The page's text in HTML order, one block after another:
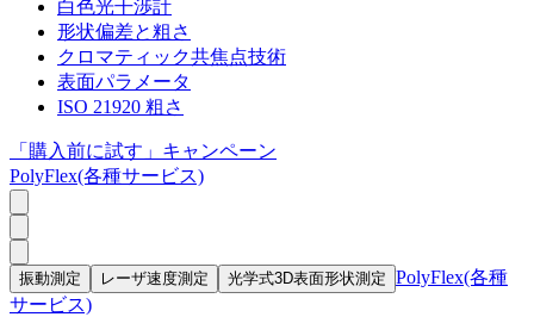
白色光干渉計
形状偏差と粗さ
クロマティック共焦点技術
表面パラメータ
ISO 21920 粗さ
「購入前に試す」キャンペーン
PolyFlex(各種サービス)
振動測定 レーザ速度測定 光学式3D表面形状測定 PolyFlex(各種
サービス)